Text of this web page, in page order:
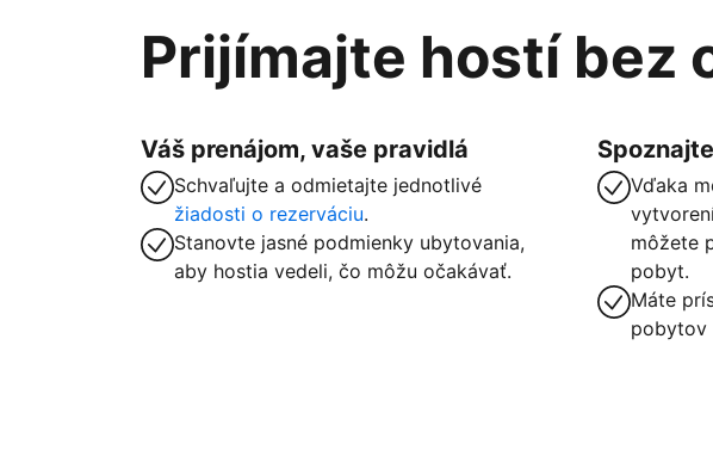
Prijímajte hostí bez
Váš prenájom, vaše pravidlá
Schvaľujte a odmietajte jednotlivé
žiadosti o rezerváciu.
Stanovte jasné podmienky ubytovania,
aby hostia vedeli, čo môžu očakávať.
Vďaka
môžete
pobyt.
Máte
pobytov